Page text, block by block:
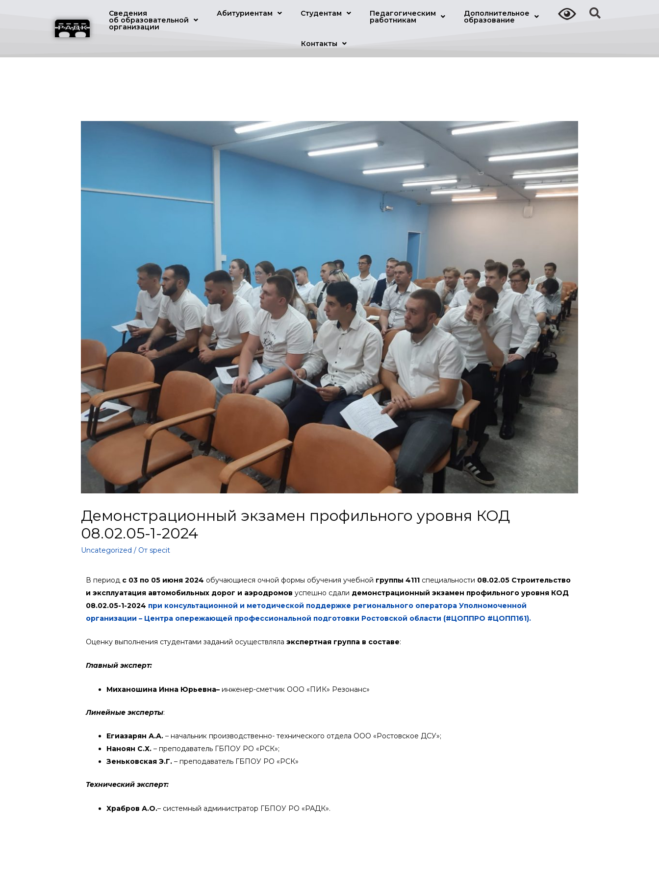
Сведения
об образовательной
организации
Абитуриентам Студентам Педагогическим
работникам
Дополнительное
образование
Контакты
Демонстрационный экзамен профильного уровня КОД
08.02.05-1-2024
Uncategorized / От specit
В период с 03 по 05 июня 2024 обучающиеся очной формы обучения учебной группы 4111 специальности 08.02.05 Строительство
и эксплуатация автомобильных дорог и аэродромов успешно сдали демонстрационный экзамен профильного уровня КОД
08.02.05-1-2024 при консультационной и методической поддержке регионального оператора Уполномоченной
организации – Центра опережающей профессиональной подготовки Ростовской области (#ЦОППРО #ЦОПП161).
Оценку выполнения студентами заданий осуществлялаэкспертная группа в составе:
Главный эксперт:
Миханошина Инна Юрьевна–инженер-сметчик ООО «ПИК» Резонанс»
Линейные эксперты:
Егиазарян А.А. – начальник производственно- технического отдела ООО «Ростовское ДСУ»;
Наноян С.Х. – преподаватель ГБПОУ РО «РСК»;
Зеньковская Э.Г. – преподаватель ГБПОУ РО «РСК»
Технический эксперт:
Храбров А.О.– системный администратор ГБПОУ РО «РАДК».